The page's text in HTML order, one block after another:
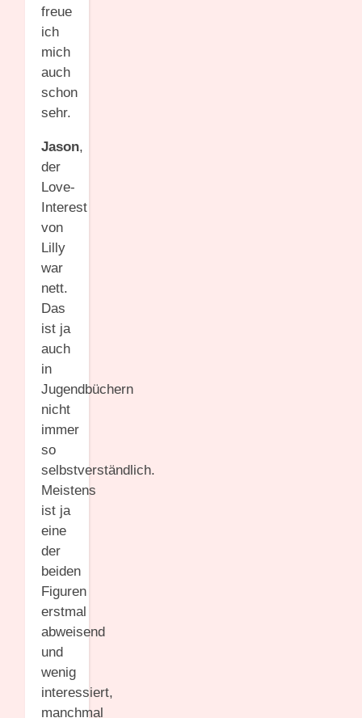
freue
ich
mich
auch
schon
sehr.
Jason,
der
Love-
Interest
von
Lilly
war
nett.
Das
ist ja
auch
in
Jugendbüchern
nicht
immer
so
selbstverständlich.
Meistens
ist ja
eine
der
beiden
Figuren
erstmal
abweisend
und
wenig
interessiert,
manchmal